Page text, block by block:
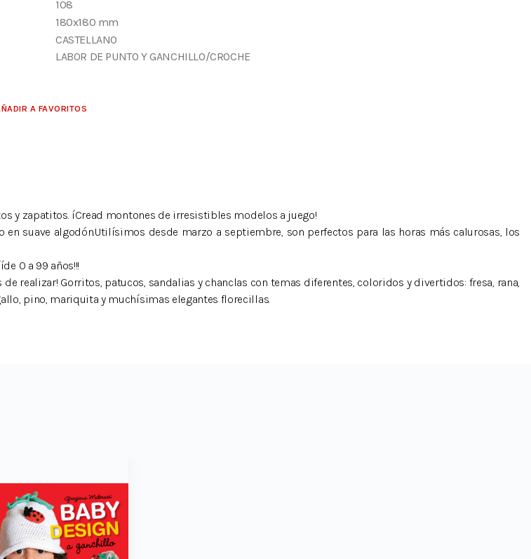
108
180x180 mm
CASTELLANO
LABOR DE PUNTO Y GANCHILLO/CROCHE
A FAVORITOS
y zapatitos. íCread montones de irresistibles modelos a juego!
suave algodón.Utilísimos desde marzo a septiembre, son perfectos para las horas más calurosas, los
0 a 99 años!!!
realizar! Gorritos, patucos, sandalias y chanclas con temas diferentes, coloridos y divertidos: fresa, rana,
pino, mariquita y muchísimas elegantes florecillas.